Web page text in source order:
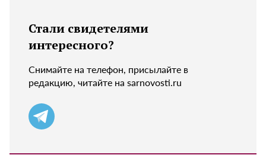
Стали свидетелями
интересного?
Снимайте на телефон, присылайте в
редакцию, читайте на sarnovosti.ru